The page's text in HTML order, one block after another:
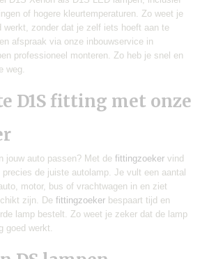
of hogere kleurtemperaturen. Zo weet je
werkt, zonder dat je zelf iets hoeft aan te
afspraak via onze inbouwservice in
professioneel monteren. Zo heb je snel en
weg.
D1S fitting met onze
jouw auto passen? Met de fittingzoeker vind
de juiste autolamp. Je vult een aantal
motor, bus of vrachtwagen in en ziet
zijn. De fittingzoeker bespaart tijd en
lamp bestelt. Zo weet je zeker dat de lamp
goed werkt.